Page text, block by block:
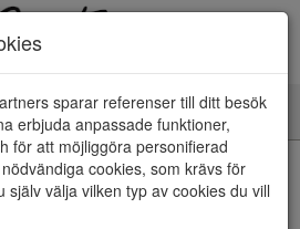
sparar referenser till ditt besök
erbjuda anpassade funktioner,
för att möjliggöra personifierad
cookies, som krävs för
själv välja vilken typ av cookies du vill